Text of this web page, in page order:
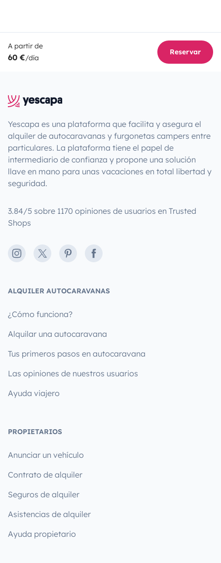
A partir de
60 €/día
Reservar
Yescapa es una plataforma que facilita y asegura el
alquiler de autocaravanas y furgonetas campers entre
particulares. La plataforma tiene el papel de
intermediario de confianza y propone una solución
llave en mano para unas vacaciones en total libertad y
seguridad.
3.84/5 sobre 1170 opiniones de usuarios en Trusted
Shops
Instagram
X PinterestFacebook
ALQUILER AUTOCARAVANAS
¿Cómo funciona?
Alquilar una autocaravana
Tus primeros pasos en autocaravana
Las opiniones de nuestros usuarios
Ayuda viajero
PROPIETARIOS
Anunciar un vehículo
Contrato de alquiler
Seguros de alquiler
Asistencias de alquiler
Ayuda propietario